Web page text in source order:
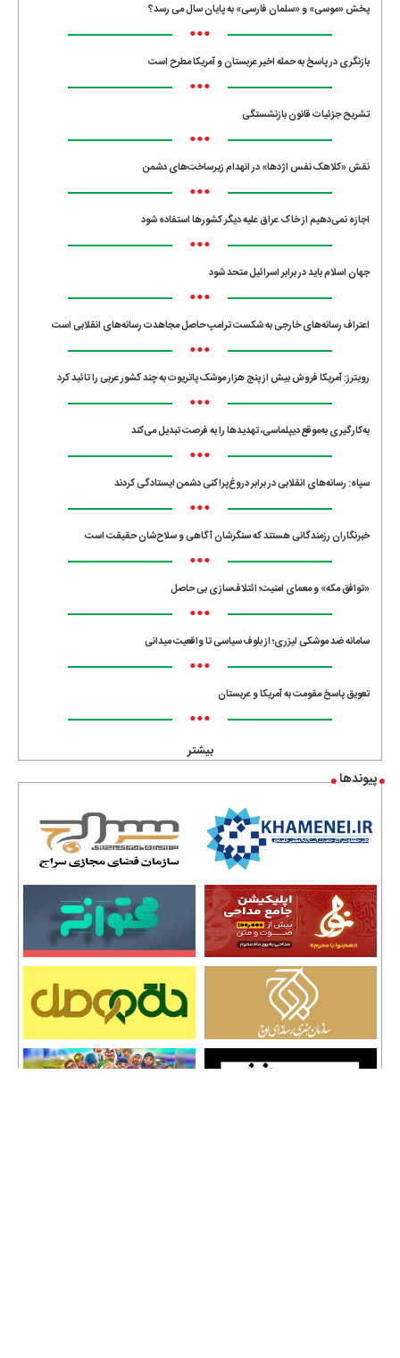
پخش «موسی» و «سلمان فارسی» به پایان سال می رسد؟
•••
بازنگری در پاسخ به حمله اخیر عربستان و آمریکا مطرح است
•••
تشریح جزئیات قانون بازنشستگی
•••
نقش «کلاهک نفس اژدها» در انهدام زیرساخت‌های دشمن
•••
اجازه نمی‌دهیم از خاک عراق علیه دیگر کشورها استفاده شود
•••
جهان اسلام باید در برابر اسرائیل متحد شود
•••
اعتراف رسانه‌های خارجی به شکست ترامپ حاصل مجاهدت رسانه‌های انقلابی است
•••
رویترز: آمریکا فروش بیش از پنج هزار موشک پاتریوت به چند کشور عربی را تائید کرد
•••
به‌کارگیری به‌موقع دیپلماسی، تهدیدها را به فرصت تبدیل می‌کند
•••
سپاه: رسانه‌های انقلابی در برابر دروغ‌پراکنی دشمن ایستادگی کردند
•••
خبرنگاران رزمندگانی هستند که سنگرشان آگاهی و سلاح‌شان حقیقت است
•••
«توافق مکه» و معمای امنیت؛ ائتلاف‌سازی بی حاصل
•••
سامانه ضد موشکی لیزری؛ از بلوف سیاسی تا واقعیت میدانی
•••
تعویق پاسخ مقومت به آمریکا و عربستان
•••
بیشتر
پیوندها